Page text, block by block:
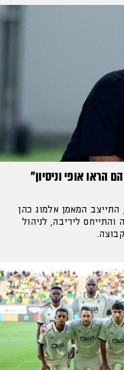
הראו אופי וניסיון״
המאמן אלמוג כהן
ליריבה, לניהול